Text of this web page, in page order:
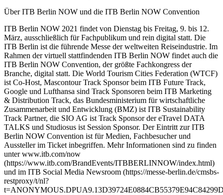
Über ITB Berlin NOW und die ITB Berlin NOW Convention
ITB Berlin NOW 2021 findet von Dienstag bis Freitag, 9. bis 12.
März, ausschließlich für Fachpublikum und rein digital statt. Die
ITB Berlin ist die führende Messe der weltweiten Reiseindustrie. Im
Rahmen der virtuell stattfindenden ITB Berlin NOW findet auch die
ITB Berlin NOW Convention, der größte Fachkongress der
Branche, digital statt. Die World Tourism Cities Federation (WTCF)
ist Co-Host, Mascontour Track Sponsor beim ITB Future Track,
Google und Lufthansa sind Track Sponsoren beim ITB Marketing
& Distribution Track, das Bundesministerium für wirtschaftliche
Zusammenarbeit und Entwicklung (BMZ) ist ITB Sustainability
Track Partner, die SIO AG ist Track Sponsor der eTravel DATA
TALKS und Studiosus ist Session Sponsor. Der Eintritt zur ITB
Berlin NOW Convention ist für Medien, Fachbesucher und
Aussteller im Ticket inbegriffen. Mehr Informationen sind zu finden
unter www.itb.com/now
(https://www.itb.com/BrandEvents/ITBBERLINNOW/index.html)
und im ITB Social Media Newsroom (https://messe-berlin.de/cmsbs-
restproxy/t/nl?